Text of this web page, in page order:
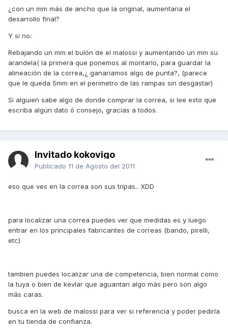
¿con un mm más de ancho que la original, aumentaria el
desarrollo final?
Y si no:
Rebajando un mm el bulón de el malossi y aumentando un mm su
arandela( la primera que ponemos al montarlo, para guardar la
alineación de la correa,¿ ganariamos algo de punta?, (parece
que le queda 5mm en el perimetro de las rampas sin desgastar)
Si alguien sabe algo de donde comprar la correa, si lee esto que
escriba algún dato ó consejo, gracias a todos.
Invitado kokovigo
Publicado 11 de Agosto del 2011
eso que ves en la correa son sus tripas.. XDD
para localizar una correa puedes ver que medidas es y luego
entrar en los principales fabricantes de correas (bando, pirelli,
etc)
tambien puedes localizar una de competencia, bien normal como
la tuya o bien de kevlar que aguantan algo más pero son algo
más caras.
busca en la web de malossi para ver si referencia y poder pedirla
en tu tienda de confianza.